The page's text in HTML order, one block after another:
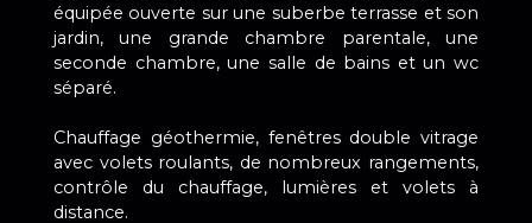
équipée ouverte sur une suberbe terrasse et son
jardin, une grande chambre parentale, une
seconde chambre, une salle de bains et un wc
séparé.
Chauffage géothermie, fenêtres double vitrage
avec volets roulants, de nombreux rangements,
contrôle du chauffage, lumières et volets à
distance.